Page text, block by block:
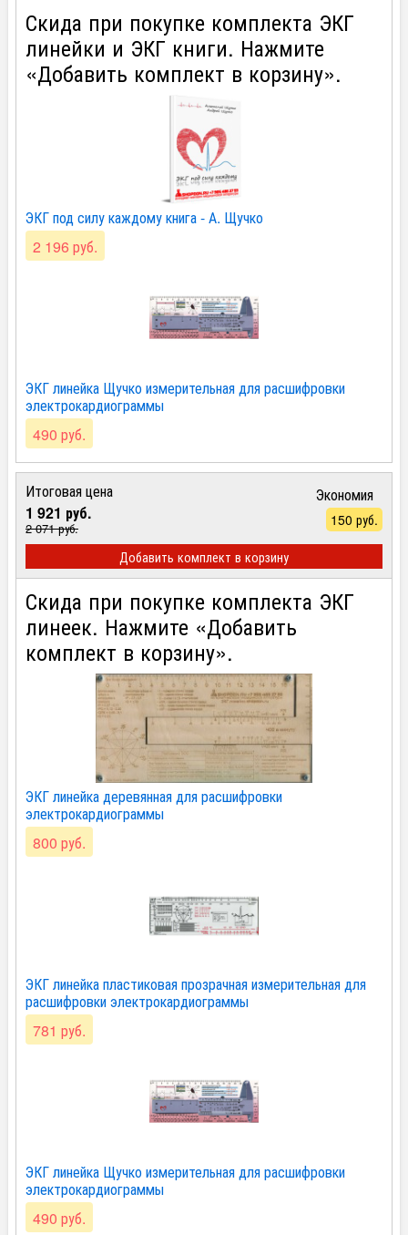
Скида при покупке комплекта ЭКГ
линейки и ЭКГ книги. Нажмите
«Добавить комплект в корзину».
ЭКГ под силу каждому книга - А. Щучко
2 196 руб.
ЭКГ линейка Щучко измерительная для расшифровки
электрокардиограммы
490 руб.
Итоговая цена
1 921 руб.
2 071 руб.
Экономия
150 руб.
Добавить комплект в корзину
Скида при покупке комплекта ЭКГ
линеек. Нажмите «Добавить
комплект в корзину».
ЭКГ линейка деревянная для расшифровки
электрокардиограммы
800 руб.
ЭКГ линейка пластиковая прозрачная измерительная для
расшифровки электрокардиограммы
781 руб.
ЭКГ линейка Щучко измерительная для расшифровки
электрокардиограммы
490 руб.